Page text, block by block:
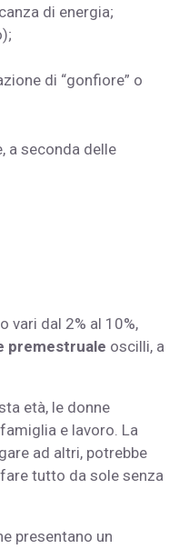
di energia;
di “gonfiore” o
a seconda delle
vari dal 2% al 10%,
premestruale oscilli, a
età, le donne
e lavoro. La
ad altri, potrebbe
tutto da sole senza
presentano un